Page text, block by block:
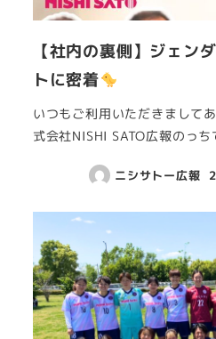
【社内の裏側】ジェン
トに密着
いつもご利用いただきまして
式会社NISHI SATO広報のっち
ニシサトー広報